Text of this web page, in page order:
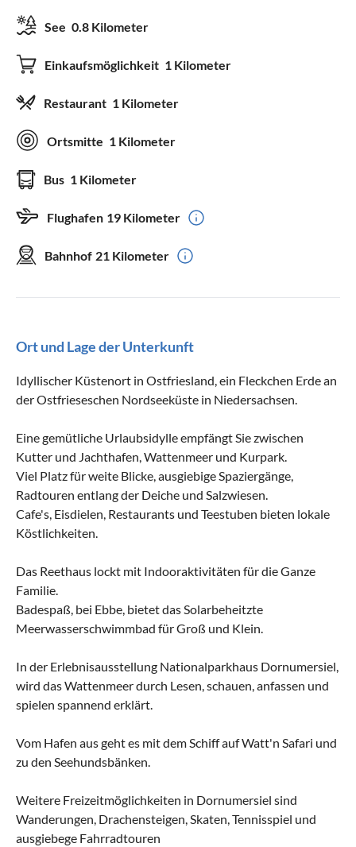
See 0.8 Kilometer
Einkaufsmöglichkeit 1 Kilometer
Restaurant 1 Kilometer
Ortsmitte 1 Kilometer
Bus 1 Kilometer
Flughafen 19 Kilometer
Bahnhof 21 Kilometer
Ort und Lage der Unterkunft
Idyllischer Küstenort in Ostfriesland, ein Fleckchen Erde an
der Ostfrieseschen Nordseeküste in Niedersachsen.
Eine gemütliche Urlaubsidylle empfängt Sie zwischen
Kutter und Jachthafen, Wattenmeer und Kurpark.
Viel Platz für weite Blicke, ausgiebige Spaziergänge,
Radtouren entlang der Deiche und Salzwiesen.
Cafe's, Eisdielen, Restaurants und Teestuben bieten lokale
Köstlichkeiten.
Das Reethaus lockt mit Indooraktivitäten für die Ganze
Familie.
Badespaß, bei Ebbe, bietet das Solarbeheitzte
Meerwasserschwimmbad für Groß und Klein.
In der Erlebnisausstellung Nationalparkhaus Dornumersiel,
wird das Wattenmeer durch Lesen, schauen, anfassen und
spielen spannend erklärt.
Vom Hafen aus geht es mit dem Schiff auf Watt'n Safari und
zu den Seehundsbänken.
Weitere Freizeitmöglichkeiten in Dornumersiel sind
Wanderungen, Drachensteigen, Skaten, Tennisspiel und
ausgiebege Fahrradtouren